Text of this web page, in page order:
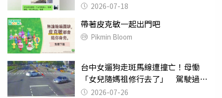
2026-07-18
帶著皮克敏一起出門吧
Pikmin Bloom
台中女遛狗走斑馬線遭撞亡！母慟
「女兒隨媽祖修行去了」 駕駛過失
致死判9月
2026-07-26